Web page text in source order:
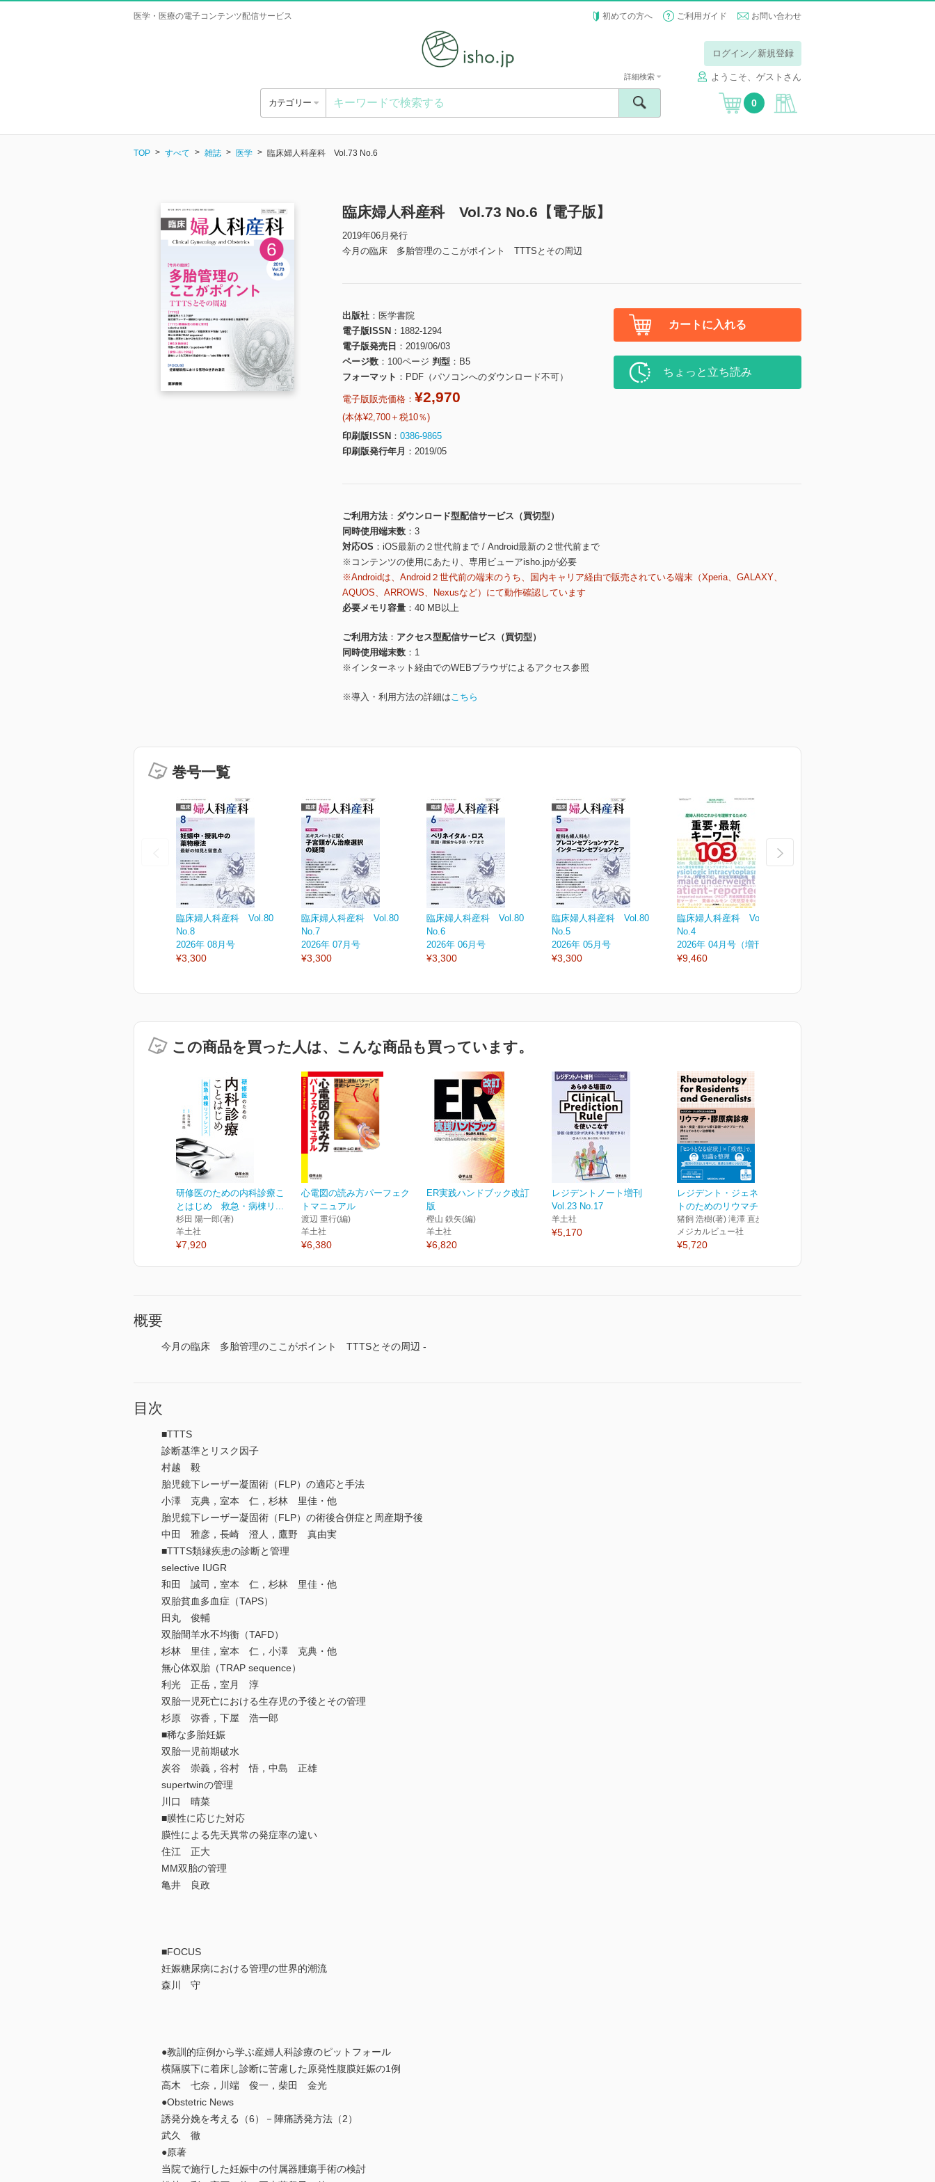
医学・医療の電子コンテンツ配信サービス 初めての方へ ご利用ガイド お問い合わせ
ログイン／新規登録
ようこそ、ゲストさん
カテゴリー
詳細検索
0
TOP すべて 雑誌 医学 臨床婦人科産科 Vol.73 No.6
臨床婦人科産科 Vol.73 No.6【電子版】
2019年06月発行
今月の臨床 多胎管理のここがポイント TTTSとその周辺
出版社
医学書院
電子版ISSN
1882-1294
電子版発売日
2019/06/03
ページ数
100ページ 判型
B5
フォーマット
PDF（パソコンへのダウンロード不可）
電子版販売価格： ¥2,970
(本体¥2,700＋税10％)
印刷版ISSN
0386-9865
印刷版発行年月
2019/05
カートに入れる
ちょっと立ち読み
ご利用方法
ダウンロード型配信サービス（買切型）
同時使用端末数
3
対応OS
iOS最新の２世代前まで / Android最新の２世代前まで
※コンテンツの使用にあたり、専用ビューアisho.jpが必要
※Androidは、Android２世代前の端末のうち、国内キャリア経由で販売されている端末（Xperia、GALAXY、
AQUOS、ARROWS、Nexusなど）にて動作確認しています
必要メモリ容量
40 MB以上
ご利用方法
アクセス型配信サービス（買切型）
同時使用端末数
1
※インターネット経由でのWEBブラウザによるアクセス参照
※導入・利用方法の詳細はこちら
巻号一覧
臨床婦人科産科 Vol.80
No.8
2026年 08月号
¥3,300
臨床婦人科産科 Vol.80
No.7
2026年 07月号
¥3,300
臨床婦人科産科 Vol.80
No.6
2026年 06月号
¥3,300
臨床婦人科産科 Vol.80
No.5
2026年 05月号
¥3,300
臨床婦人科産科 Vol.80
No.4
2026年 04月号（増刊号）
¥9,460
この商品を買った人は、こんな商品も買っています。
研修医のための内科診療こ
とはじめ 救急・病棟リ...
杉田 陽一郎(著)
羊土社
¥7,920
心電図の読み方パーフェク
トマニュアル
渡辺 重行(編)
羊土社
¥6,380
ER実践ハンドブック改訂
版
樫山 鉄矢(編)
羊土社
¥6,820
レジデントノート増刊
Vol.23 No.17
羊土社
¥5,170
レジデント・ジェネラリス
トのためのリウマチ・膠...
猪飼 浩樹(著) 滝澤 直歩(著)
メジカルビュー社
¥5,720
概要
今月の臨床 多胎管理のここがポイント TTTSとその周辺 -
目次
■TTTS
診断基準とリスク因子
村越 毅
胎児鏡下レーザー凝固術（FLP）の適応と手法
小澤 克典，室本 仁，杉林 里佳・他
胎児鏡下レーザー凝固術（FLP）の術後合併症と周産期予後
中田 雅彦，長崎 澄人，鷹野 真由実
■TTTS類縁疾患の診断と管理
selective IUGR
和田 誠司，室本 仁，杉林 里佳・他
双胎貧血多血症（TAPS）
田丸 俊輔
双胎間羊水不均衡（TAFD）
杉林 里佳，室本 仁，小澤 克典・他
無心体双胎（TRAP sequence）
利光 正岳，室月 淳
双胎一児死亡における生存児の予後とその管理
杉原 弥香，下屋 浩一郎
■稀な多胎妊娠
双胎一児前期破水
炭谷 崇義，谷村 悟，中島 正雄
supertwinの管理
川口 晴菜
■膜性に応じた対応
膜性による先天異常の発症率の違い
住江 正大
MM双胎の管理
亀井 良政
■FOCUS
妊娠糖尿病における管理の世界的潮流
森川 守
●教訓的症例から学ぶ産婦人科診療のピットフォール
横隔膜下に着床し診断に苦慮した原発性腹膜妊娠の1例
高木 七奈，川端 俊一，柴田 金光
●Obstetric News
誘発分娩を考える（6）－陣痛誘発方法（2）
武久 徹
●原著
当院で施行した妊娠中の付属器腫瘍手術の検討